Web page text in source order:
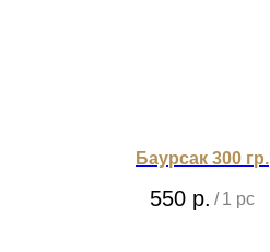
Баурсак 300 гр.
550 р. / 1 pc